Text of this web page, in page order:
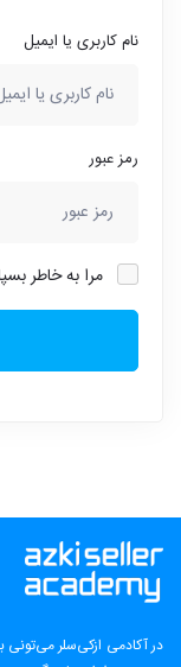
نام کاربری یا ایمیل
رمز عبور
مرا به خاطر
در آکادمی ازکی‌سلر